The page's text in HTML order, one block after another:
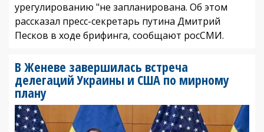
урегулированию "не запланирована. Об этом
рассказал пресс-секретарь путина Дмитрий
Песков в ходе брифинга, сообщают росСМИ.
В Женеве завершилась встреча
делегаций Украины и США по мирному
плану